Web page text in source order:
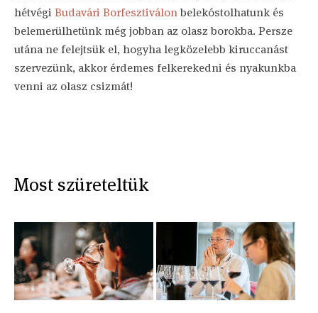
hétvégi Budavári Borfesztiválonbelekóstolhatunk és
belemerülhetünk még jobban az olasz borokba. Persze
utána ne felejtsük el, hogyha legközelebb kiruccanást
szervezünk, akkor érdemes felkerekedni és nyakunkba
venni az olasz csizmát!
Most szüreteltük